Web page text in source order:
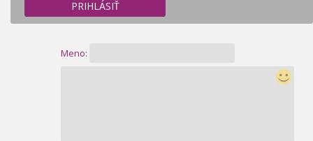
PRIHLÁSIŤ
Meno: